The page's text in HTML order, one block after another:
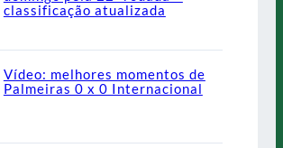
classificação atualizada
Vídeo: melhores momentos de
Palmeiras 0 x 0 Internacional